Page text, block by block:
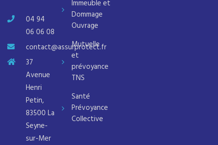
04 94
06 06 08
contact@assurprotect.fr
37
Avenue
Henri
Petin,
83500 La
Seyne-
sur-Mer
Immeuble et
Dommage
Ouvrage
Mutuelle
et
prévoyance
TNS
Santé
Prévoyance
Collective